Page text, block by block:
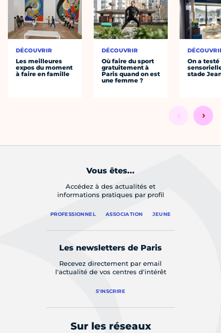
DÉCOUVRIR
Les meilleures
expos du moment
à faire en famille
DÉCOUVRIR
Où faire du sport
gratuitement à
Paris quand on est
une femme ?
On a
stade
Vous êtes...
Accédez à des actualités et
informations pratiques par profil
PROFESSIONNEL ASSOCIATION JEUNE
Les newsletters de Paris
Recevez directement par email
l'actualité de vos centres d'intérêt
S'INSCRIRE
Sur les réseaux